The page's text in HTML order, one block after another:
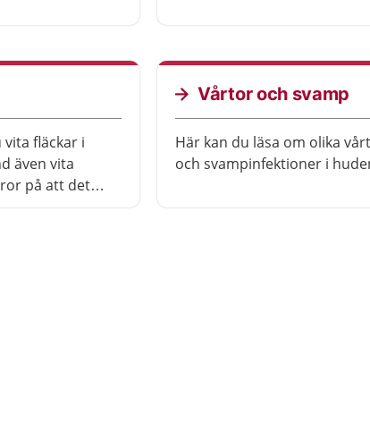
fläckar i
även vita
på att det
Vårtor och svamp
Här kan du läsa om olika
och svampinfektioner i